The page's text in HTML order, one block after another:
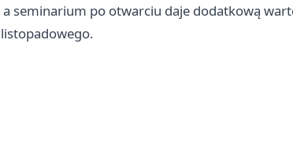
seminarium po otwarciu daje dodatkową